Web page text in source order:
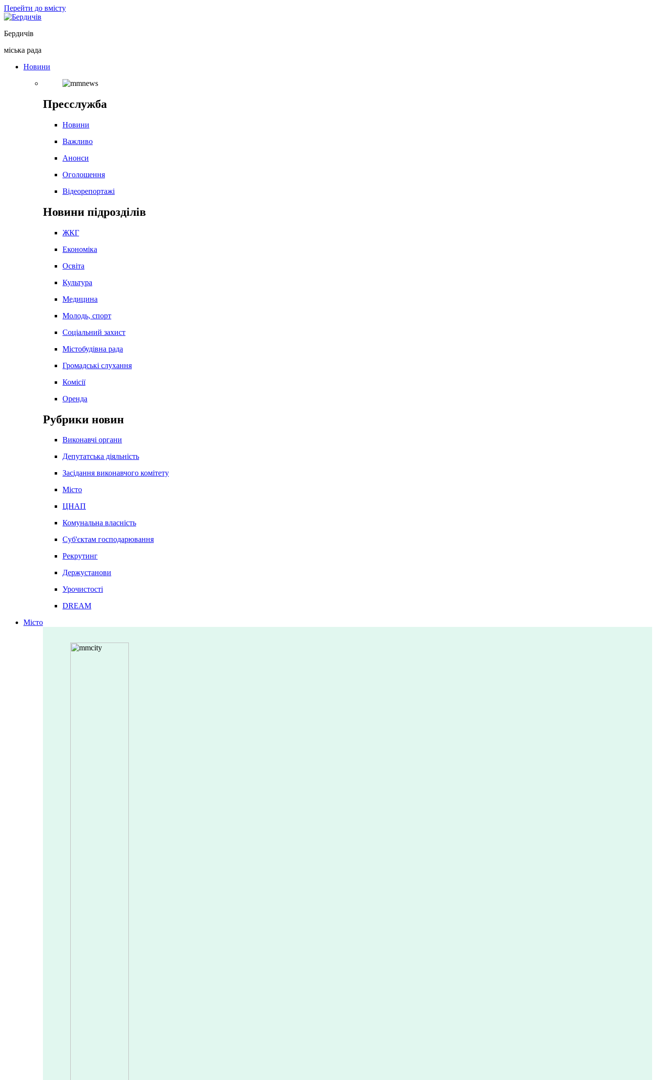
Перейти до вмісту
Бердичів
міська рада
Новини
Пресслужба
Новини
Важливо
Анонси
Оголошення
Відеорепортажі
Новини підрозділів
ЖКГ
Економіка
Освіта
Культура
Медицина
Молодь, спорт
Соціальний захист
Містобудівна рада
Громадські слухання
Комісії
Оренда
Рубрики новин
Виконавчі органи
Депутатська діяльність
Засідання виконавчого комітету
Місто
ЦНАП
Комунальна власність
Суб'єктам господарювання
Рекрутинг
Держустанови
Урочистості
DREAM
Місто